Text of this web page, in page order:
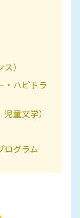
）
・ハピドラ
童文学）
ログラム